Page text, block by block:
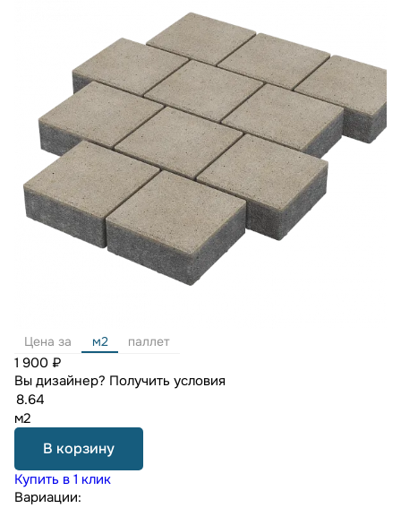
Цена за м2 паллет
1 900 ₽
Вы дизайнер? Получить условия
м2
В корзину
Купить в 1 клик
Вариации: